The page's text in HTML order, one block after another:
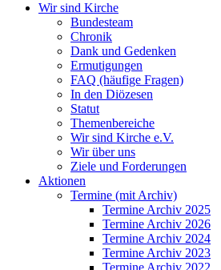
Wir sind Kirche
Bundesteam
Chronik
Dank und Gedenken
Ermutigungen
FAQ (häufige Fragen)
In den Diözesen
Statut
Themenbereiche
Wir sind Kirche e.V.
Wir über uns
Ziele und Forderungen
Aktionen
Termine (mit Archiv)
Termine Archiv 2025
Termine Archiv 2026
Termine Archiv 2024
Termine Archiv 2023
Termine Archiv 2022